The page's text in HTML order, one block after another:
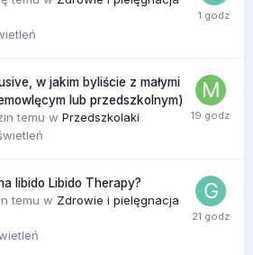
w jakim byliście z małymi
lub przedszkolnym)
temu w Przedszkolaki
libido Libido Therapy?
temu w Zdrowie i pielęgnacja